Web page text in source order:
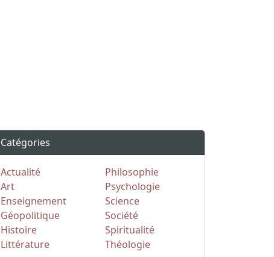
Catégories
Actualité
Art
Enseignement
Géopolitique
Histoire
Littérature
Philosophie
Psychologie
Science
Société
Spiritualité
Théologie